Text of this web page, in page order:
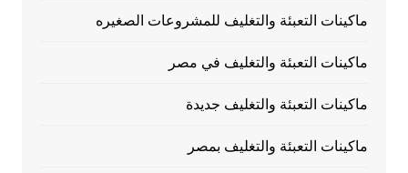
ماكينات التعبئة والتغليف للمشروعات الصغيره
ماكينات التعبئة والتغليف في مصر
ماكينات التعبئة والتغليف جديدة
ماكينات التعبئة والتغليف بمصر